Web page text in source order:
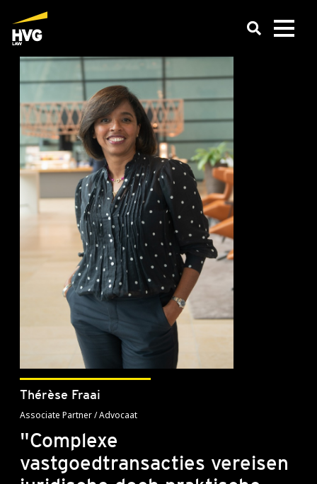
"Complexe
vastgoedtransacties vereisen
Thérèse Fraai
Associate Partner / Advocaat